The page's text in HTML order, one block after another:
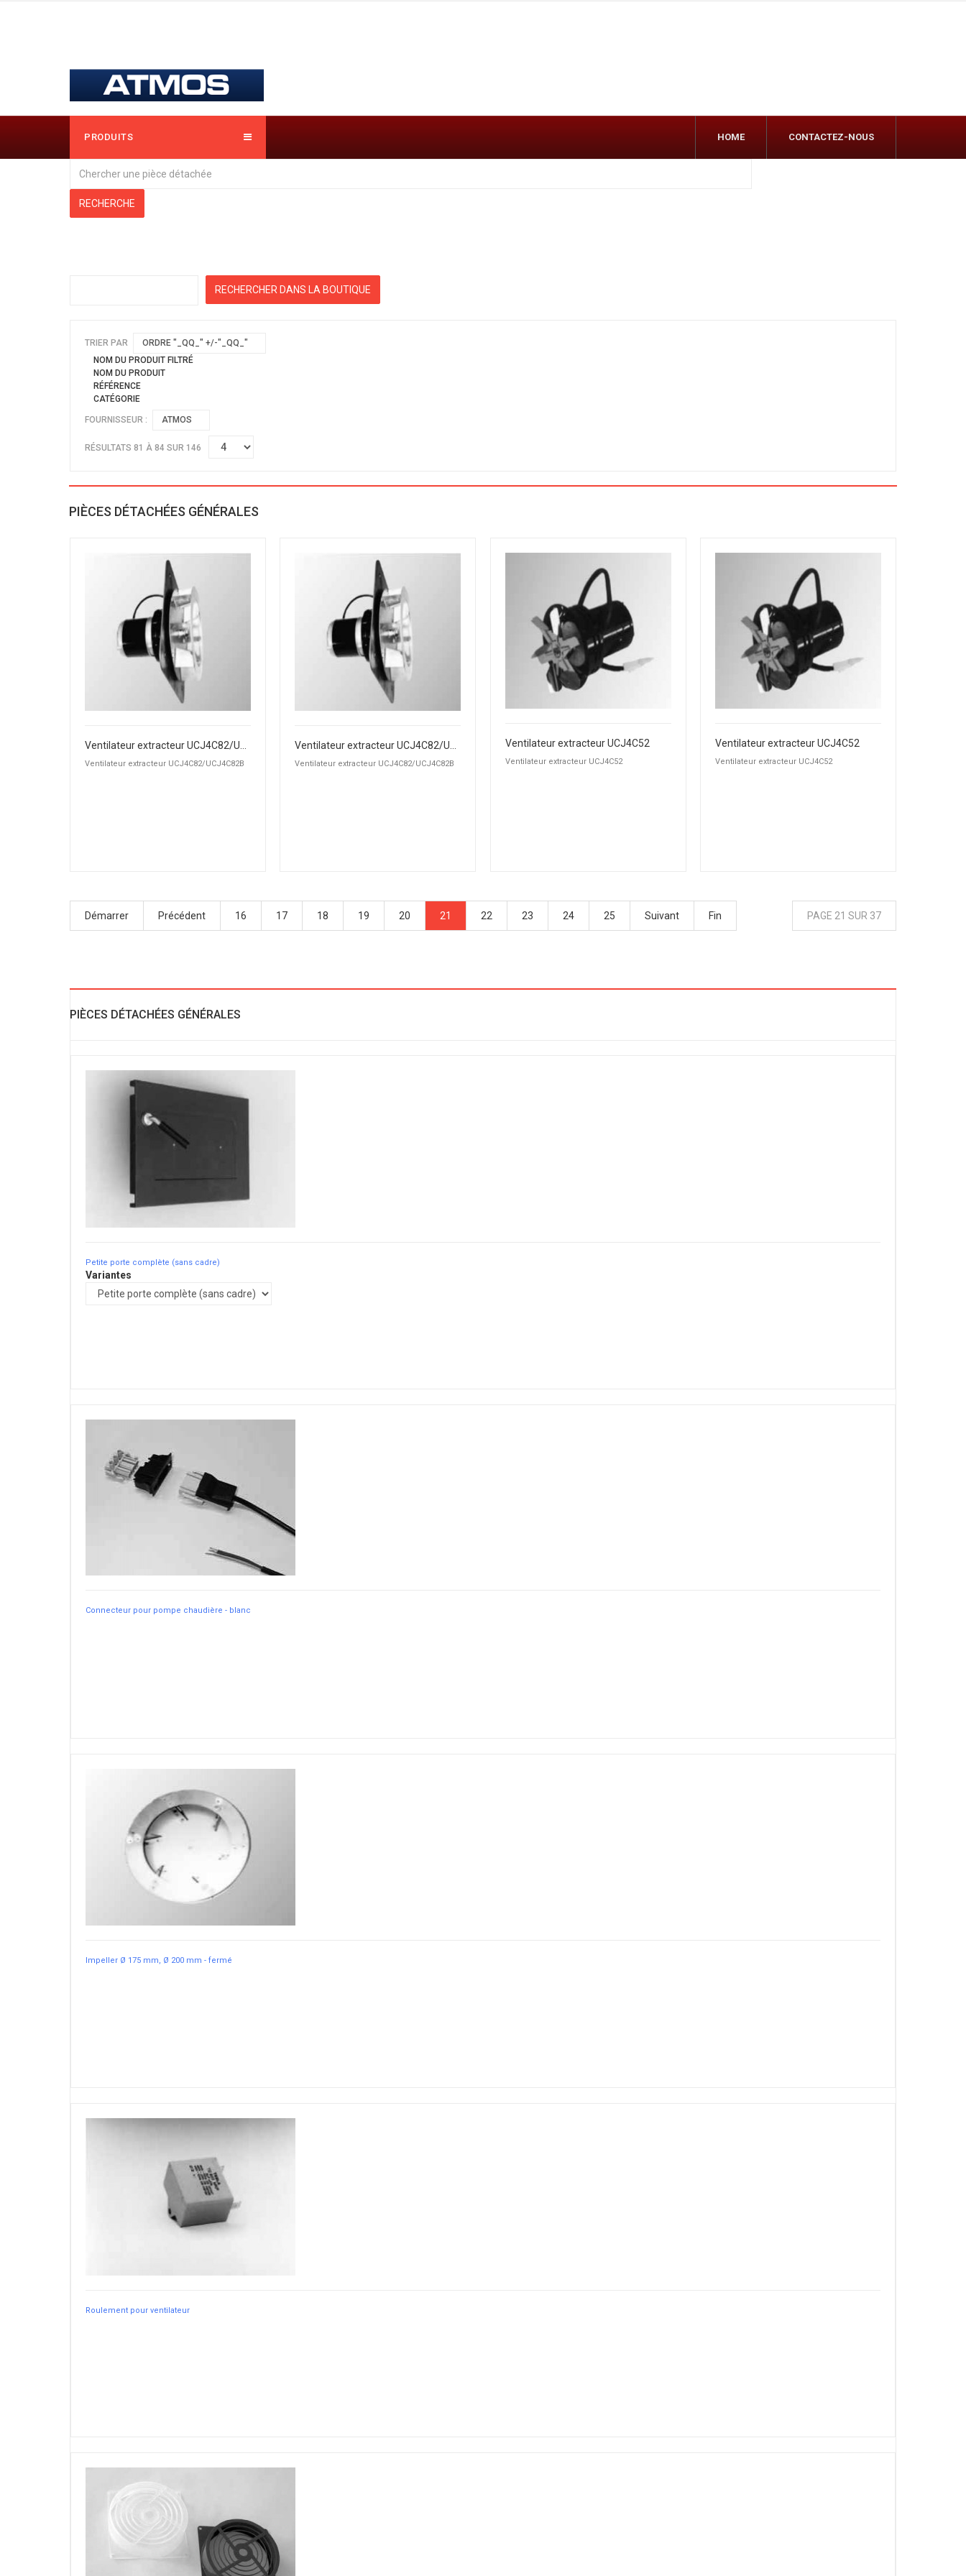
PRODUITS HOME CONTACTEZ-NOUS
TRIER PAR
ORDRE "_QQ_" +/-"_QQ_"
NOM DU PRODUIT FILTRÉ
NOM DU PRODUIT
RÉFÉRENCE
CATÉGORIE
FOURNISSEUR : ATMOS
RÉSULTATS 81 À 84 SUR 146
PIÈCES DÉTACHÉES GÉNÉRALES
Ventilateur extracteur UCJ4C82/UCJ4C82B Ventilateur extracteur UCJ4C82/UCJ4C82B
Ventilateur extracteur UCJ4C52
Ventilateur extracteur UCJ4C52
Ventilateur extracteur UCJ4C52
Ventilateur extracteur UCJ4C52
Démarrer Précédent 16 17 18 19 20 21 22 23 24 25 Suivant Fin PAGE 21 SUR 37
PIÈCES DÉTACHÉES GÉNÉRALES
Petite porte complète (sans cadre)
Variantes
Connecteur pour pompe chaudière - blanc
Impeller Ø 175 mm, Ø 200 mm - fermé
Roulement pour ventilateur